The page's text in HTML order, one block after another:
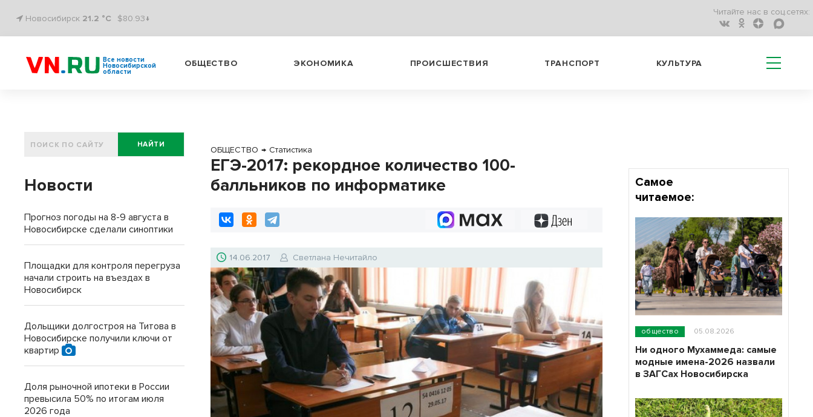
Новосибирск 21.2 °C $80.93↓
Читайте нас в соц.сетях:
Все новости
Новосибирской
области
ОБЩЕСТВО ЭКОНОМИКА ПРОИСШЕСТВИЯ ТРАНСПОРТ КУЛЬТУРА
ОБЩЕСТВО → Статистика
ЕГЭ-2017: рекордное количество 100-
балльников по информатике
14.06.2017 Светлана Нечитайло
НАЙТИ
Новости
Прогноз погоды на 8-9 августа в
Новосибирске сделали синоптики
Площадки для контроля перегруза
начали строить на въездах в
Новосибирск
Дольщики долгостроя на Титова в
Новосибирске получили ключи от
квартир
Доля рыночной ипотеки в России
превысила 50% по итогам июля
2026 года
Самое
читаемое:
общество 05.08.2026
Ни одного Мухаммеда: самые
модные имена-2026 назвали
в ЗАГСах Новосибирска